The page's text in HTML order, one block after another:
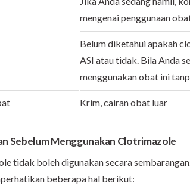
mengenai penggunaan
Belum diketahui apakah
ASI atau tidak. Bila Anda
menggunakan obat ini
Krim, cairan obat luar
Sebelum Menggunakan Clotrimazole
tidak boleh digunakan secara
beberapa hal berikut: